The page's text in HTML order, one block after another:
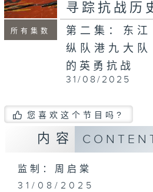
所有集数
寻踪抗战历
第二集：东江
纵队港九大队
的英勇抗战
31/08/2025
您喜欢这个节目吗?
内容
监制：周启棠
31/08/2025